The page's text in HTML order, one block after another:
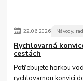
22.06.2026 Návody,
Rychlovarná
cestách
Potřebujete horkou
rychlovarnou konvici